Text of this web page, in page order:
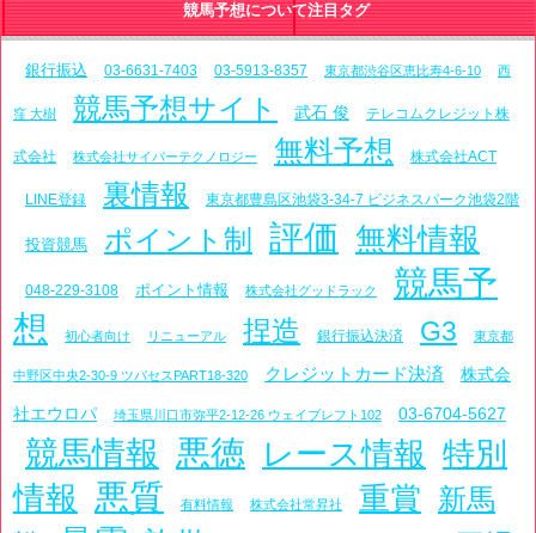
競馬予想について注目タグ
銀行振込 03-6631-7403 03-5913-8357 東京都渋谷区恵比寿4-6-10 西
窪 大樹 競馬予想サイト 武石 俊 テレコムクレジット株
式会社 株式会社サイバーテクノロジー 無料予想 株式会社ACT
LINE登録 裏情報 東京都豊島区池袋3-34-7 ビジネスパーク池袋2階
投資競馬 ポイント制 評価 無料情報
048-229-3108 ポイント情報 株式会社グッドラック
競馬予
想
初心者向け リニューアル 捏造 銀行振込決済 G3 東京都
中野区中央2-30-9 ツバセスPART18-320 クレジットカード決済 株式会
社エウロパ 埼玉県川口市弥平2-12-26 ウェイブレフト102 03-6704-5627
競馬情報 悪徳 レース情報 特別
情報 悪質 有料情報 株式会社常昇社 重賞 新馬